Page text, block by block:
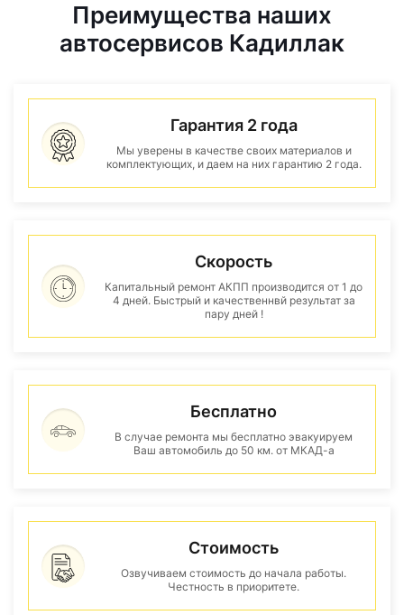
Преимущества наших
автосервисов Кадиллак
Гарантия 2 года
Мы уверены в качестве своих материалов и
комплектующих, и даем на них гарантию 2 года.
Скорость
Капитальный ремонт АКПП производится от 1 до
4 дней. Быстрый и качественнвй результат за
пару дней !
Бесплатно
В случае ремонта мы бесплатно эвакуируем
Ваш автомобиль до 50 км. от МКАД-а
Стоимость
Озвучиваем стоимость до начала работы.
Честность в приоритете.